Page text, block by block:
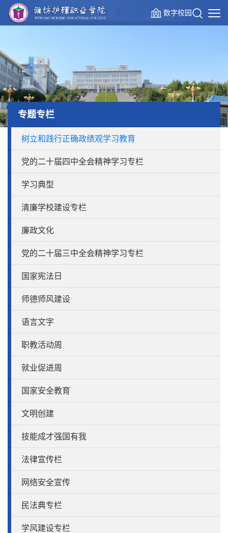
数字校园
专题专栏
树立和践行正确政绩观学习教育
党的二十届四中全会精神学习专栏
学习典型
清廉学校建设专栏
廉政文化
党的二十届三中全会精神学习专栏
国家宪法日
师德师风建设
语言文字
职教活动周
就业促进周
国家安全教育
文明创建
技能成才强国有我
法律宣传栏
网络安全宣传
民法典专栏
学风建设专栏